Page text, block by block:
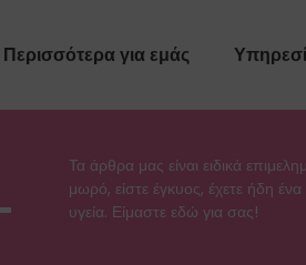
Περισσότερα για εμάς
Τα άρθρα μας είναι ειδικά
μωρό, είστε έγκυος, έχετε ήδη
υγεία. Είμαστε εδώ για σας!